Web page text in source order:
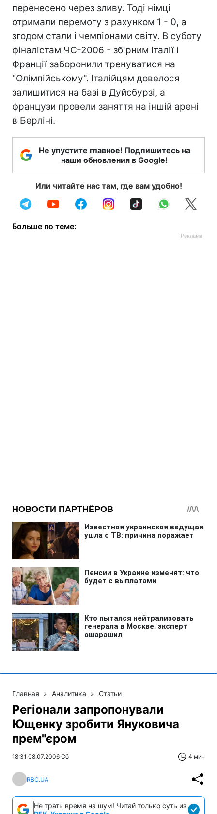
перенесено через зливу. Тоді німці
отримали перемогу з рахунком 1 - 0, а
згодом стали і чемпіонами світу. В суботу
фіналістам ЧС-2006 - збірним Італії і
Франції заборонили тренуватися на
"Олімпійському". Італійцям довелося
залишитися на базі в Дуйсбурзі, а
французи провели заняття на іншій арені
в Берліні.
Не упустите главное! Подпишитесь на
наши обновления в Google!
Или читайте нас там, где вам удобно!
Больше по теме:
Главная » Аналитика » Статьи
Регіонали запропонували
Ющенку зробити Януковича
прем"єром
18:31 08.07.2006 Сб 4 мин
RBC.UA
Не трать время на шум! Читай только суть из